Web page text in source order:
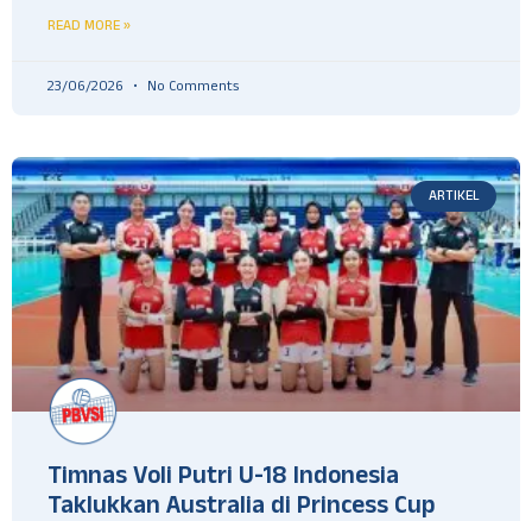
READ MORE »
23/06/2026 No Comments
ARTIKEL
Timnas Voli Putri U-18 Indonesia
Taklukkan Australia di Princess Cup